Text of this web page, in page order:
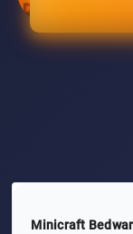
Minicraft